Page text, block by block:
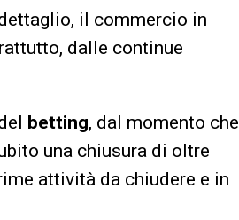
il commercio in
dalle continue
betting, dal momento che
una chiusura di oltre
attività da chiudere e in